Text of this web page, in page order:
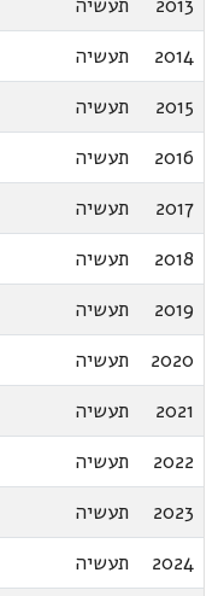
2014
תעשיה
2015
תעשיה
2016
תעשיה
2017
תעשיה
2018
תעשיה
2019
תעשיה
2020
תעשיה
2021
תעשיה
2022
תעשיה
2023
תעשיה
2024
תעשיה